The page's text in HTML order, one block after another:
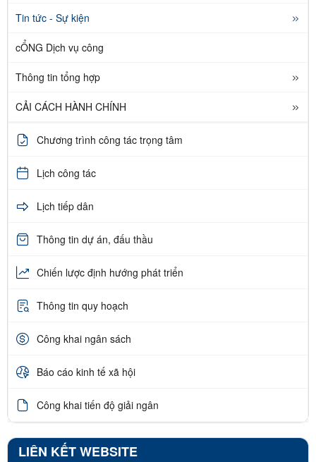
Tin tức - Sự kiện
cỔNG Dịch vụ công
Thông tin tổng hợp
CẢI CÁCH HÀNH CHÍNH
Chương trình công tác trọng tâm
Lịch công tác
Lịch tiếp dân
Thông tin dự án, đấu thầu
Chiến lược định hướng phát triển
Thông tin quy hoạch
Công khai ngân sách
Báo cáo kinh tế xã hội
Công khai tiến độ giải ngân
LIÊN KẾT WEBSITE